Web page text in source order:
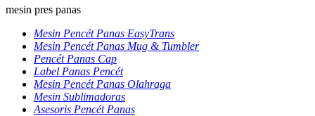
mesin pres panas
Mesin Pencét Panas EasyTrans
Mesin Pencét Panas Mug & Tumbler
Pencét Panas Cap
Label Panas Pencét
Mesin Pencét Panas Olahraga
Mesin Sublimadoras
Asesoris Pencét Panas